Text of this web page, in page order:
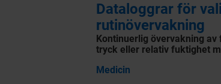
Dataloggrar för
rutinövervakning
Kontinuerlig övervakning
tryck eller relativ fuktighet
Medicin